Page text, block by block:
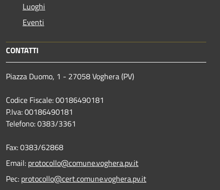
Luoghi
Eventi
CONTATTI
Piazza Duomo, 1 - 27058 Voghera (PV)
Codice Fiscale: 00186490181
P.Iva: 00186490181
Telefono:0383/3361
Fax:0383/62868
Email: protocollo@comune.voghera.pv.it
Pec: protocollo@cert.comune.voghera.pv.it